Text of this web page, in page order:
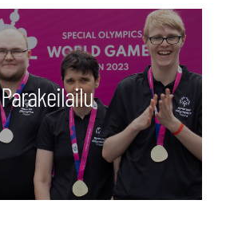
Parakeilailu